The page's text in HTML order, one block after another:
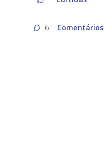
6 Comentários